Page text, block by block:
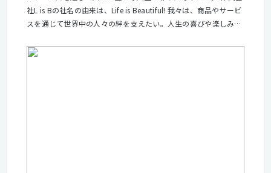
社L is Bの社名の由来は、Life is Beautiful! 我々は、商品やサービ
スを通じて世界中の人々の絆を支えたい。人生の喜びや楽しみ、
す。